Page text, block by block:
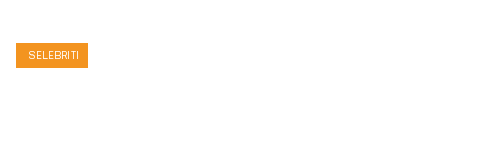
SELEBRITI